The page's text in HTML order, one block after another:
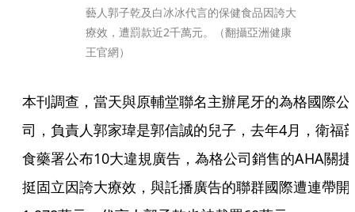
藝人郭子乾及白冰冰代言的保健食品因誇大
療效，遭罰款近2千萬元。（翻攝亞洲健康
王官網）
本刊調查，當天與原輔堂聯名主辦尾牙的為格國際公
司，負責人郭家瑋是郭信誠的兒子，去年4月，衛福
食藥署公布10大違規廣告，為格公司銷售的AHA關捷
挺固立因誇大療效，與託播廣告的聯群國際遭連帶開